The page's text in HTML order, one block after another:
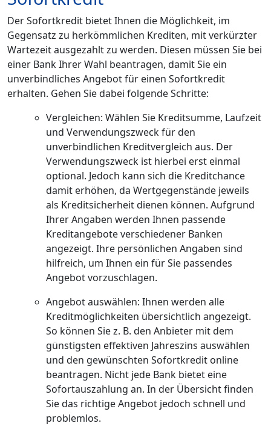
Der Sofortkredit bietet Ihnen die Möglichkeit, im
Gegensatz zu herkömmlichen Krediten, mit verkürzter
Wartezeit ausgezahlt zu werden. Diesen müssen Sie bei
einer Bank Ihrer Wahl beantragen, damit Sie ein
unverbindliches Angebot für einen Sofortkredit
erhalten. Gehen Sie dabei folgende Schritte:
Vergleichen: Wählen Sie Kreditsumme, Laufzeit
und Verwendungszweck für den
unverbindlichen Kreditvergleich aus. Der
Verwendungszweck ist hierbei erst einmal
optional. Jedoch kann sich die Kreditchance
damit erhöhen, da Wertgegenstände jeweils
als Kreditsicherheit dienen können. Aufgrund
Ihrer Angaben werden Ihnen passende
Kreditangebote verschiedener Banken
angezeigt. Ihre persönlichen Angaben sind
hilfreich, um Ihnen ein für Sie passendes
Angebot vorzuschlagen.
Angebot auswählen: Ihnen werden alle
Kreditmöglichkeiten übersichtlich angezeigt.
So können Sie z. B. den Anbieter mit dem
günstigsten effektiven Jahreszins auswählen
und den gewünschten Sofortkredit online
beantragen. Nicht jede Bank bietet eine
Sofortauszahlung an. In der Übersicht finden
Sie das richtige Angebot jedoch schnell und
problemlos.